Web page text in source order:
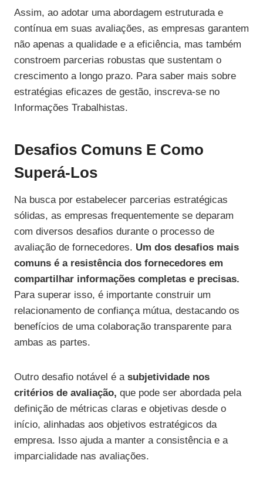
Assim, ao adotar uma abordagem estruturada e
contínua em suas avaliações, as empresas garantem
não apenas a qualidade e a eficiência, mas também
constroem parcerias robustas que sustentam o
crescimento a longo prazo. Para saber mais sobre
estratégias eficazes de gestão, inscreva-se no
Informações Trabalhistas.
Desafios Comuns E Como
Superá-Los
Na busca por estabelecer parcerias estratégicas
sólidas, as empresas frequentemente se deparam
com diversos desafios durante o processo de
avaliação de fornecedores. Um dos desafios mais
comuns é a resistência dos fornecedores em
compartilhar informações completas e precisas.
Para superar isso, é importante construir um
relacionamento de confiança mútua, destacando os
benefícios de uma colaboração transparente para
ambas as partes.
Outro desafio notável é a subjetividade nos
critérios de avaliação, que pode ser abordada pela
definição de métricas claras e objetivas desde o
início, alinhadas aos objetivos estratégicos da
empresa. Isso ajuda a manter a consistência e a
imparcialidade nas avaliações.